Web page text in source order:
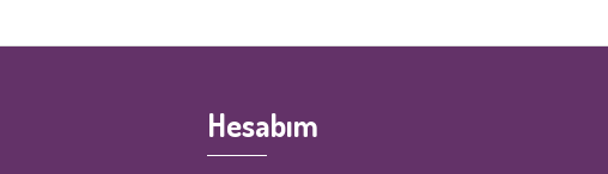
Hesabım